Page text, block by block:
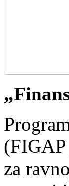
(FIGAP
za